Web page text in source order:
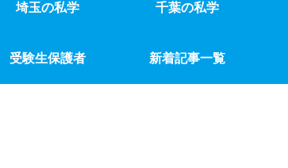
埼玉の私学 千葉の私学
受験生保護者 新着記事一覧